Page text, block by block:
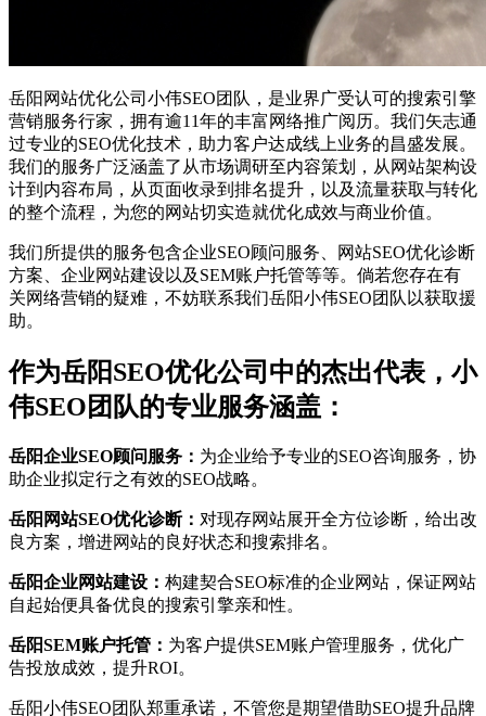
岳阳网站优化公司小伟SEO团队，是业界广受认可的搜索引擎
营销服务行家，拥有逾11年的丰富网络推广阅历。我们矢志通
过专业的SEO优化技术，助力客户达成线上业务的昌盛发展。
我们的服务广泛涵盖了从市场调研至内容策划，从网站架构设
计到内容布局，从页面收录到排名提升，以及流量获取与转化
的整个流程，为您的网站切实造就优化成效与商业价值。
我们所提供的服务包含企业SEO顾问服务、网站SEO优化诊断
方案、企业网站建设以及SEM账户托管等等。倘若您存在有
关网络营销的疑难，不妨联系我们岳阳小伟SEO团队以获取援
助。
作为岳阳SEO优化公司中的杰出代表，小
伟SEO团队的专业服务涵盖：
岳阳企业SEO顾问服务： 为企业给予专业的SEO咨询服务，协
助企业拟定行之有效的SEO战略。
岳阳网站SEO优化诊断： 对现存网站展开全方位诊断，给出改
良方案，增进网站的良好状态和搜索排名。
岳阳企业网站建设： 构建契合SEO标准的企业网站，保证网站
自起始便具备优良的搜索引擎亲和性。
岳阳SEM账户托管： 为客户提供SEM账户管理服务，优化广
告投放成效，提升ROI。
岳阳小伟SEO团队郑重承诺，不管您是期望借助SEO提升品牌